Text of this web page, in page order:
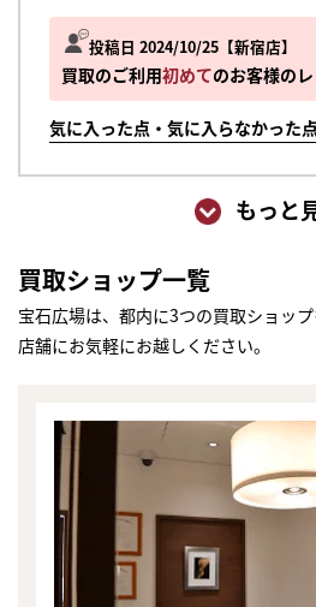
投稿日 2024/10/25 新宿店
買取のご利用初めてのお客様の
気に入った点・気に入らなかった点
もっと
買取ショップ一覧
宝石広場は、都内に3つの買取ショッ
店舗にお気軽にお越しください。